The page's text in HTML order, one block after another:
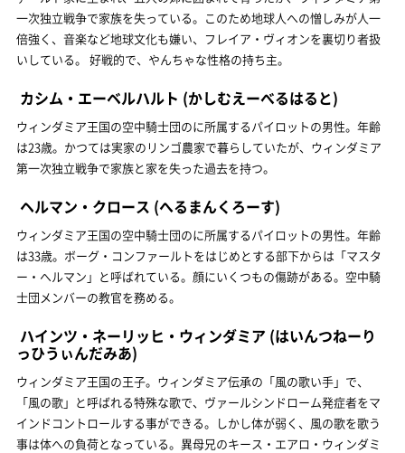
一次独立戦争で家族を失っている。このため地球人への憎しみが人一
倍強く、音楽など地球文化も嫌い、フレイア・ヴィオンを裏切り者扱
いしている。 好戦的で、やんちゃな性格の持ち主。
カシム・エーベルハルト (かしむえーべるはると)
ウィンダミア王国の空中騎士団のに所属するパイロットの男性。年齢
は23歳。かつては実家のリンゴ農家で暮らしていたが、ウィンダミア
第一次独立戦争で家族と家を失った過去を持つ。
ヘルマン・クロース (へるまんくろーす)
ウィンダミア王国の空中騎士団のに所属するパイロットの男性。年齢
は33歳。ボーグ・コンファールトをはじめとする部下からは「マスタ
ー・へルマン」と呼ばれている。顔にいくつもの傷跡がある。空中騎
士団メンバーの教官を務める。
ハインツ・ネーリッヒ・ウィンダミア (はいんつねーり
っひうぃんだみあ)
ウィンダミア王国の王子。ウィンダミア伝承の「風の歌い手」で、
「風の歌」と呼ばれる特殊な歌で、ヴァールシンドローム発症者をマ
インドコントロールする事ができる。しかし体が弱く、風の歌を歌う
事は体への負荷となっている。異母兄のキース・エアロ・ウィンダミ